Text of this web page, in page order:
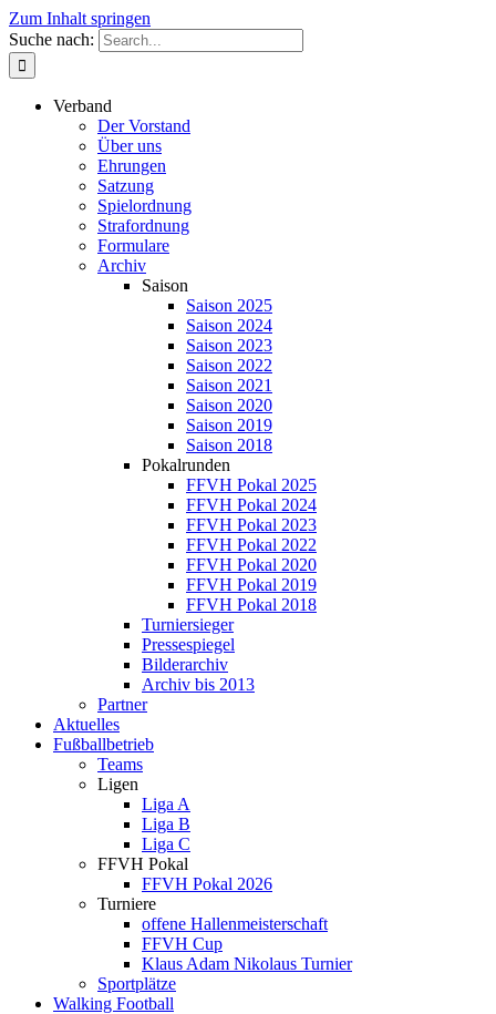
Zum Inhalt springen
Suche nach:
Verband
Der Vorstand
Über uns
Ehrungen
Satzung
Spielordnung
Strafordnung
Formulare
Archiv
Saison
Saison 2025
Saison 2024
Saison 2023
Saison 2022
Saison 2021
Saison 2020
Saison 2019
Saison 2018
Pokalrunden
FFVH Pokal 2025
FFVH Pokal 2024
FFVH Pokal 2023
FFVH Pokal 2022
FFVH Pokal 2020
FFVH Pokal 2019
FFVH Pokal 2018
Turniersieger
Pressespiegel
Bilderarchiv
Archiv bis 2013
Partner
Aktuelles
Fußballbetrieb
Teams
Ligen
Liga A
Liga B
Liga C
FFVH Pokal
FFVH Pokal 2026
Turniere
offene Hallenmeisterschaft
FFVH Cup
Klaus Adam Nikolaus Turnier
Sportplätze
Walking Football